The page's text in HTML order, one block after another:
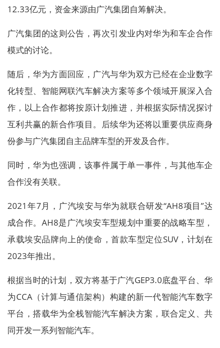
12.33亿元，资金来源由广汽集团自筹解决。
广汽集团的这则公告，再次引发业内对华为和车企合作
模式的讨论。
随后，华为方面回应，广汽与华为双方已经在企业数字
化转型、智能网联汽车解决方案等多个领域开展深入合
作，以上合作都将按原计划推进，并根据实际情况探讨
互利共赢的新合作项目。后续华为还将以重要供应商身
份参与广汽集团自主品牌车型的开发及合作。
同时，华为也强调，该事件属于单一事件，与其他车企
合作没有关联。
2021年7月，广汽埃安与华为就联合研发“AH8项目”达
成合作。AH8是广汽埃安车型规划中重要的战略车型，
承载埃安品牌向上的使命，首款车型定位SUV，计划在
2023年推出。
根据当时的计划，双方将基于广汽GEP3.0底盘平台、华
为CCA（计算与通信架构）构建的新一代智能汽车数字
平台，搭载华为全栈智能汽车解决方案，联合定义、共
同开发一系列智能汽车。